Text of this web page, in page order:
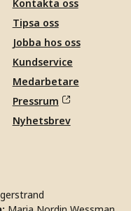
Kontakta oss
Tipsa oss
Jobba hos oss
Kundservice
Medarbetare
Pressrum
Nyhetsbrev